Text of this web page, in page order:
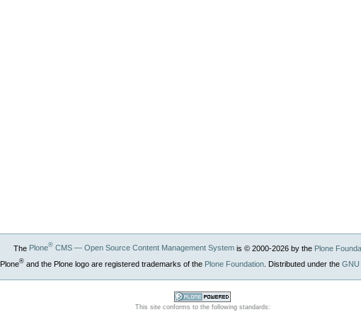
The Plone®CMS — Open Source Content Management Systemis © 2000-2026by the Plone
Plone®and the Plone logo are registered trademarks of the Plone Foundation. Distributed under the GNU
Powered by
This site conforms to the following standards: